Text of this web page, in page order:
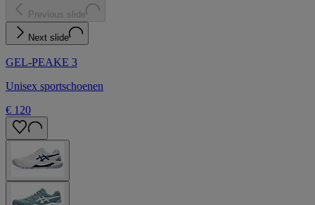
Previous slide
Next slide
GEL-PEAKE 3
Unisex sportschoenen
€ 120